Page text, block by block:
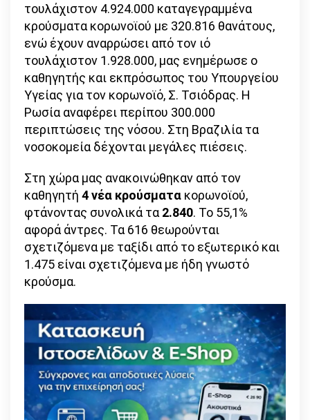
για
εμβόλιο
σχολεία
τουλάχιστον 4.924.000 καταγεγραμμένα
κρούσματα κορωνοϊού με 320.816 θανάτους,
ενώ έχουν αναρρώσει από τον ιό
τουλάχιστον 1.928.000, μας ενημέρωσε ο
καθηγητής και εκπρόσωπος του Υπουργείου
Υγείας για τον κορωνοϊό, Σ. Τσιόδρας. Η
Ρωσία αναφέρει περίπου 300.000
περιπτώσεις της νόσου. Στη Βραζιλία τα
νοσοκομεία δέχονται μεγάλες πιέσεις.
Στη χώρα μας ανακοινώθηκαν από τον
καθηγητή 4 νέα κρούσματα κορωνοϊού,
φτάνοντας συνολικά τα2.840. Το 55,1%
αφορά άντρες. Τα 616 θεωρούνται
σχετιζόμενα με ταξίδι από το εξωτερικό και
1.475 είναι σχετιζόμενα με ήδη γνωστό
κρούσμα.